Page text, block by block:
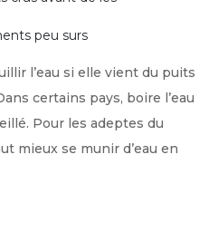
peu surs
l’eau si elle vient du puits
certains pays, boire l’eau
Pour les adeptes du
mieux se munir d’eau en